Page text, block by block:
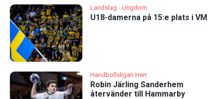
Landslag - Ungdom
U18-damerna på 15:e plats i VM
Handbollsligan Herr
Robin Järling Sanderhem
återvänder till Hammarby